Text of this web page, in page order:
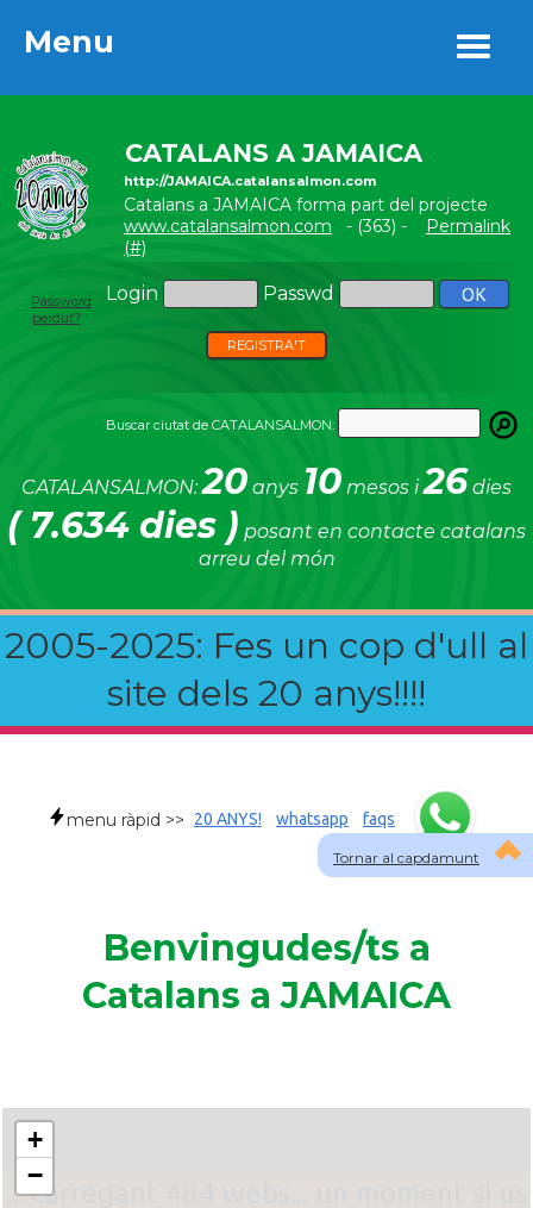
Menu
CATALANS A JAMAICA
http://JAMAICA.catalansalmon.com
Catalans a JAMAICA forma part del projecte
www.catalansalmon.com - (363) - Permalink
(#)
Login Passwd
Password
perdut?
REGISTRA'T
Buscar ciutat de CATALANSALMON:
CATALANSALMON:20 anys 10 mesos i26 dies
( 7.634 dies ) posant en contacte catalans
arreu del món
2005-2025: Fes un cop d'ull al
site dels 20 anys!!!!
Menu
Tornar al capdamunt
menu ràpid >> 20 ANYS! whatsapp faqs
Benvingudes/ts a
Catalans a JAMAICA
... carregant 484 webs... un moment si us
+
−